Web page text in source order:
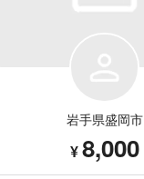
岩手県盛岡市
¥8,000